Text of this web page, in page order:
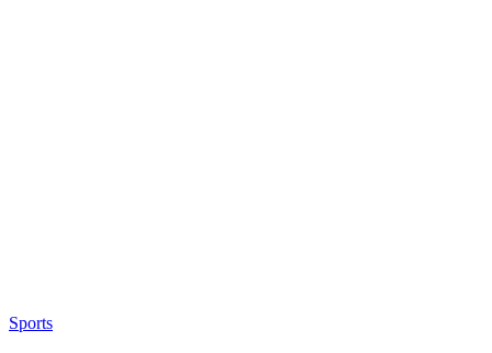
Sports